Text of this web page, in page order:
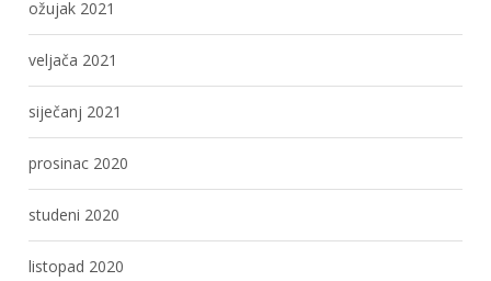
ožujak 2021
veljača 2021
siječanj 2021
prosinac 2020
studeni 2020
listopad 2020